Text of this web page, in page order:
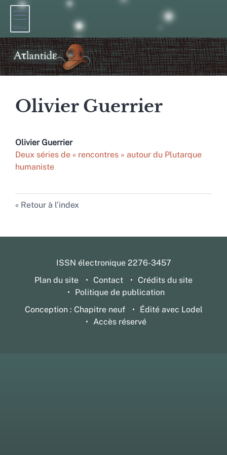
Menu
Olivier Guerrier
Olivier Guerrier
Deux séries de « rencontres » autour du Plutarque
humaniste
Retour à l’index
ISSN électronique 2276-3457
Plan du site
Contact
Crédits du site
Politique de publication
Conception : Chapitre neuf
Édité avec Lodel
Accès réservé